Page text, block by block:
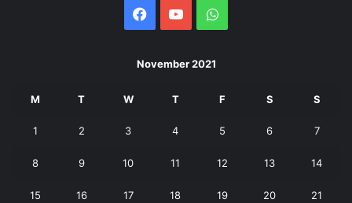
FacebookYouTubeWhatsApp
November 2021
M T W T F S S
1 2 3 4 5 6 7
8 9 10 11 12 13 14
15 16 17 18 19 20 21